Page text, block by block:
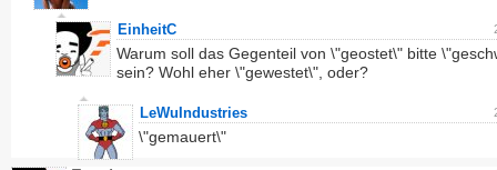
EinheitC
Warum soll das Gegenteil von \"geostet\" bitte
sein? Wohl eher \"gewestet\", oder?
LeWuIndustries
\"gemauert\"